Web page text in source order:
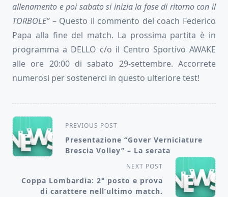
allenamento e poi sabato si inizia la fase di ritorno con il
TORBOLE” – Questo il commento del coach Federico
Papa alla fine del match. La prossima partita è in
programma a DELLO c/o il Centro Sportivo AWAKE
alle ore 20:00 di sabato 29-settembre. Accorrete
numerosi per sostenerci in questo ulteriore test!
<span
class="nav-
subtitle
reader-
PREVIOUS POST
Presentazione “Gover Verniciature
Brescia Volley” – La serata
NEXT POST
Coppa Lombardia: 2° posto e prova
di carattere nell’ultimo match.